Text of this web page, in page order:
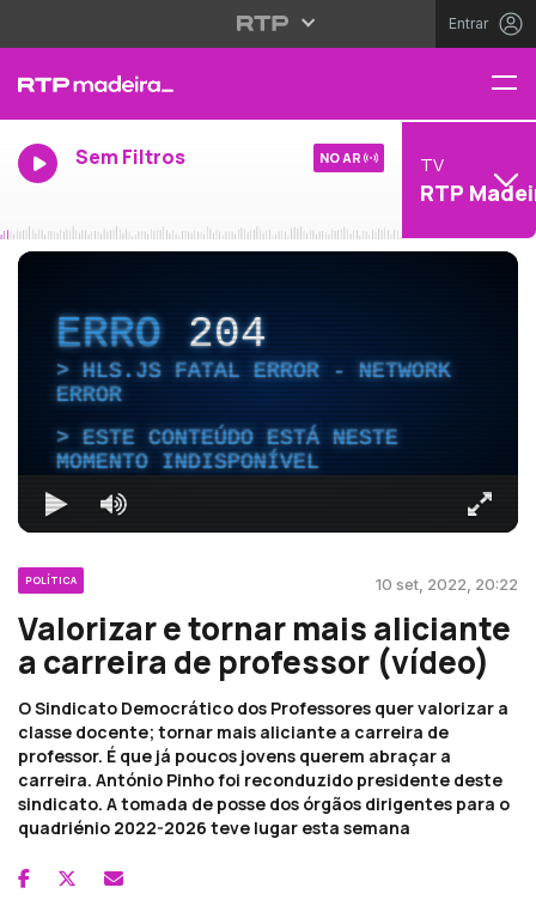
Entrar
Sem Filtros NO AR TV
RTP
ERRO204
HLS.JS FATAL ERROR - NETWORK
ERROR
ESTE CONTEÚDO ESTÁ NESTE
MOMENTO INDISPONÍVEL
POLÍTICA 10 set, 2022, 20:22
Valorizar e tornar mais aliciante
a carreira de professor (vídeo)
O Sindicato Democrático dos Professores quer valorizar a
classe docente; tornar mais aliciante a carreira de
professor. É que já poucos jovens querem abraçar a
carreira. António Pinho foi reconduzido presidente deste
sindicato. A tomada de posse dos órgãos dirigentes para o
quadriénio 2022-2026 teve lugar esta semana